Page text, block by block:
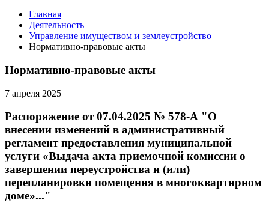
Главная
Деятельность
Управление имуществом и землеустройство
Нормативно-правовые акты
Нормативно-правовые акты
7 апреля 2025
Распоряжение от 07.04.2025 № 578-А "О
внесении изменений в административный
регламент предоставления муниципальной
услуги «Выдача акта приемочной комиссии о
завершении переустройства и (или)
перепланировки помещения в многоквартирном
доме»..."